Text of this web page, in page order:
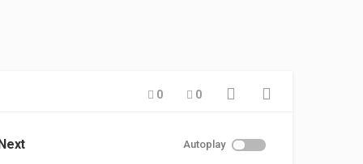
0 0
Autoplay